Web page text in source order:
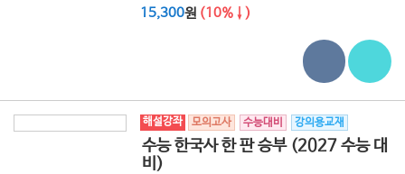
15,300원 (10%↓)
해설강좌 모의고사 수능대비 강의용교재
수능 한국사 한 판 승부 (2027 수능 대
비)